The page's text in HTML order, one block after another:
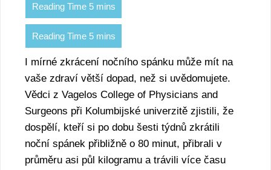
I mírné zkrácení nočního spánku může mít na
vaše zdraví větší dopad, než si uvědomujete.
Vědci z Vagelos College of Physicians and
Surgeons při Kolumbijské univerzitě zjistili, že
dospělí, kteří si po dobu šesti týdnů zkrátili
noční spánek přibližně o 80 minut, přibrali v
průměru asi půl kilogramu a trávili více času